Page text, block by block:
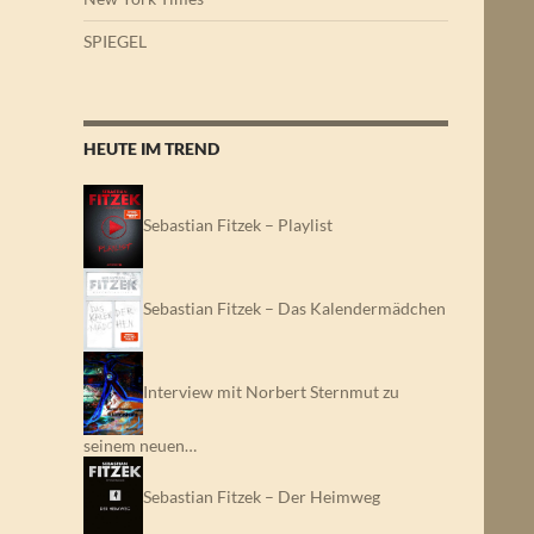
SPIEGEL
HEUTE IM TREND
Sebastian Fitzek – Playlist
Sebastian Fitzek – Das Kalendermädchen
Interview mit Norbert Sternmut zu
seinem neuen…
Sebastian Fitzek – Der Heimweg